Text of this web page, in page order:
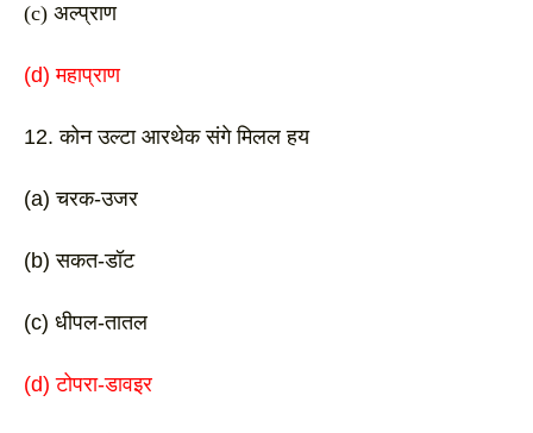
(c) अल्प्राण
(d) महाप्राण
12. कोन उल्टा आरथेक संगे मिलल हय
(a) चरक-उजर
(b) सकत-डॉट
(c) धीपल-तातल
(d) टोपरा-डावइर